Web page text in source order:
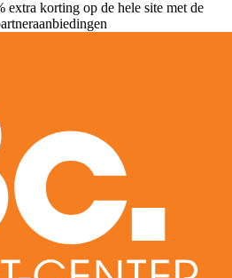
korting op de hele site met de